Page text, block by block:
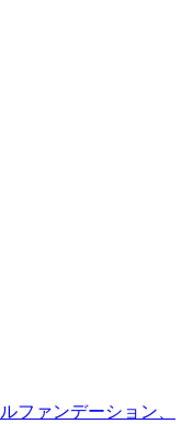
ファンデーション、